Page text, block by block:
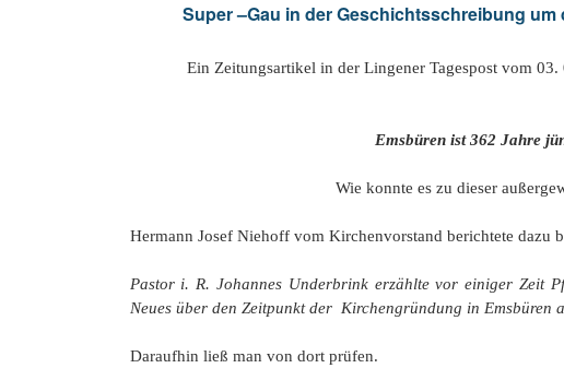
Super –Gau in der Geschichtsschreibung um
Ein Zeitungsartikel in der Lingener Tagespost vom 03.
Emsbüren ist 362 Jahre jünger
Wie konnte es zu dieser
Hermann Josef Niehoff vom Kirchenvorstand berichtete dazu
Pastor i. R. Johannes Underbrink erzählte vor einiger Zeit
Neues über den Zeitpunkt der Kirchengründung in Emsbüren
Daraufhin ließ man von dort prüfen.